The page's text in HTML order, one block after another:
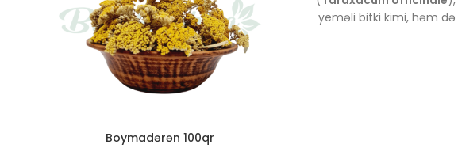
Boymadərən 100qr
yeməli bitki kimi, həm